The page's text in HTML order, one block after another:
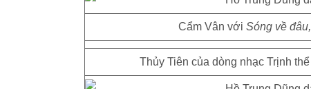
Cẩm Vân với Sóng về
Thủy Tiên của dòng nhạc Trịnh